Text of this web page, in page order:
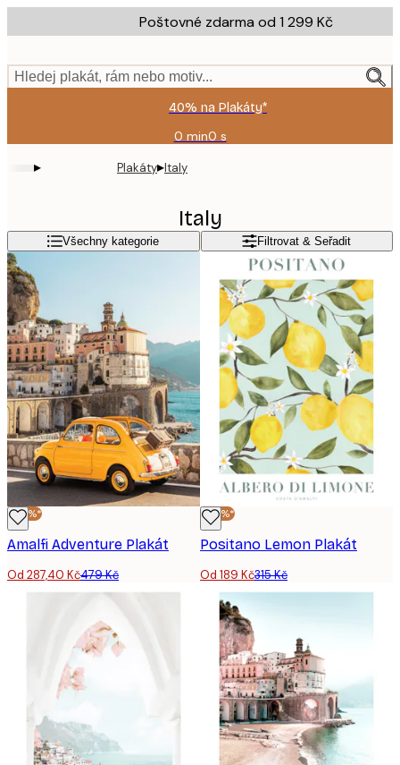
to
content.
Poštovné zdarma od 1 299 Kč
Hledej plakát, rám nebo motiv...
40% na Plakáty*
0 min0 s
Platné
09
▸ Plakáty▸Italy
Italy
Všechny kategorie Filtrovat & Seřadit
-40%*
Amalfi Adventure Plakát
Od 287,40 Kč479 Kč
-40%*
Positano Lemon Plakát
Od 189 Kč315 Kč